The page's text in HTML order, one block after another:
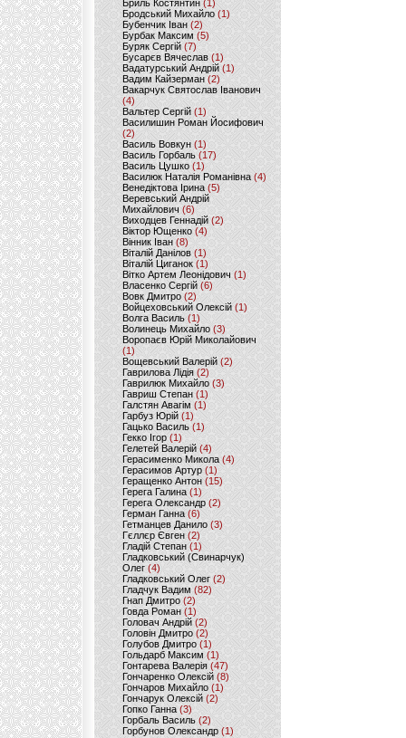
Бриль Костянтин (1)
Бродський Михайло (1)
Бубенчик Іван(2)
Бурбак Максим (5)
Буряк Сергій (7)
Бусарєв Вячеслав (1)
Вадатурський Андрій (1)
Вадим Кайзерман (2)
Вакарчук Святослав Іванович
(4)
Вальтер Сергій (1)
Василишин Роман Йосифович
(2)
Василь Вовкун (1)
Василь Горбаль (17)
Василь Цушко (1)
Василюк Наталія Романівна (4)
Венедіктова Ірина(5)
Веревський Андрій
Михайлович (6)
Виходцев Геннадій (2)
Віктор Ющенко (4)
Вінник Іван (8)
Віталій Данілов (1)
Віталій Циганок (1)
Вітко Артем Леонідович(1)
Власенко Сергій (6)
Вовк Дмитро(2)
Войцеховський Олексій(1)
Волга Василь (1)
Волинець Михайло (3)
Воропаєв Юрій Миколайович
(1)
Вощевський Валерій(2)
Гаврилова Лідія (2)
Гаврилюк Михайло (3)
Гавриш Степан (1)
Галстян Авагім (1)
Гарбуз Юрій (1)
Гацько Василь (1)
Гекко Ігор(1)
Гелетей Валерій (4)
Герасименко Микола (4)
Герасимов Артур (1)
Геращенко Антон(15)
Герега Галина (1)
Герега Олександр (2)
Герман Ганна (6)
Гетманцев Данило (3)
Гєллєр Євген (2)
Гладій Степан(1)
Гладковський (Свинарчук)
Олег (4)
Гладковський Олег (2)
Гладчук Вадим (82)
Гнап Дмитро (2)
Говда Роман(1)
Головач Андрій (2)
Головін Дмитро (2)
Голубов Дмитро (1)
Гольдарб Максим(1)
Гонтарева Валерія (47)
Гончаренко Олексій(8)
Гончаров Михайло (1)
Гончарук Олексій (2)
Гопко Ганна (3)
Горбаль Василь (2)
Горбунов Олександр (1)